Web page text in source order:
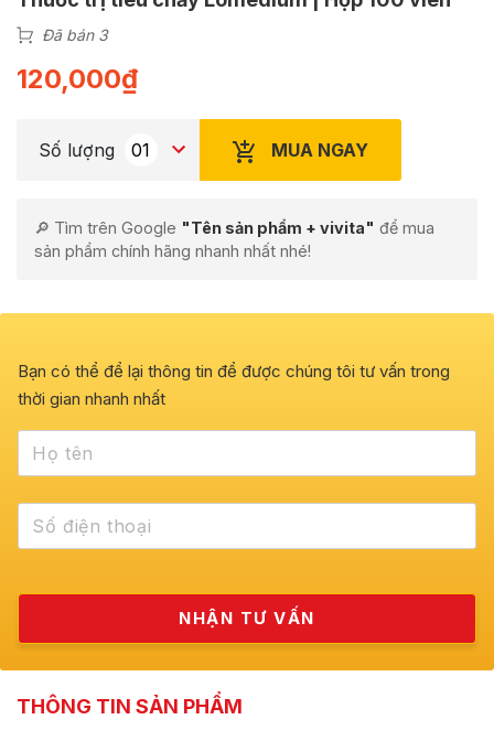
Đã bán 3
120,000₫
Số lượng MUA NGAY
🔎 Tìm trên Google "Tên sản phẩm + vivita" để mua
sản phẩm chính hãng nhanh nhất nhé!
Bạn có thể để lại thông tin để được chúng tôi tư vấn trong
thời gian nhanh nhất
THÔNG TIN SẢN PHẨM